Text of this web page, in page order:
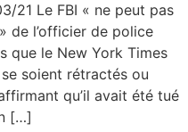
21 Le FBI « ne peut pas
de l’officier de police
que le New York Times
soient rétractés ou
qu’il avait été tué
[…]